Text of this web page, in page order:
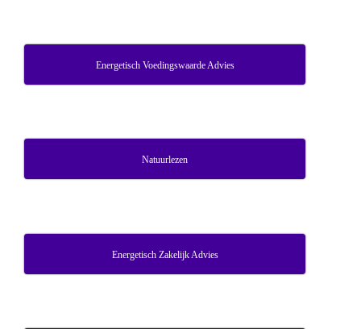
Energetisch Voedingswaarde Advies
Natuurlezen
Energetisch Zakelijk Advies